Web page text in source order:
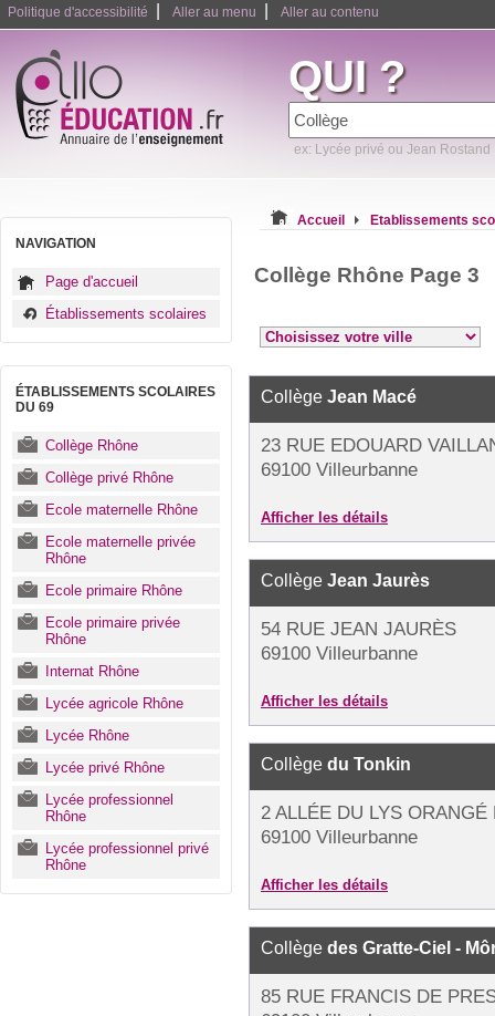
Politique d'accessibilité Aller au menu Aller au contenu
QUI ?
ex: Lycée privé ou Jean Rostand
NAVIGATION
Page d'accueil
Établissements scolaires
ÉTABLISSEMENTS SCOLAIRES
DU 69
Collège Rhône
Collège privé Rhône
Ecole maternelle Rhône
Ecole maternelle privée
Rhône
Ecole primaire Rhône
Ecole primaire privée
Rhône
Internat Rhône
Lycée agricole Rhône
Lycée Rhône
Lycée privé Rhône
Lycée professionnel
Rhône
Lycée professionnel privé
Rhône
Accueil Etablissements
Collège Rhône Page 3
Collège Jean Macé
23 RUE EDOUARD
69100 Villeurbanne
Afficher les détails
Collège Jean Jaurès
54 RUE JEAN JAURÈS
69100 Villeurbanne
Afficher les détails
Collège du Tonkin
2 ALLÉE DU LYS ORANGÉ
69100 Villeurbanne
Afficher les détails
Collège des Gratte-Ciel -
85 RUE FRANCIS DE